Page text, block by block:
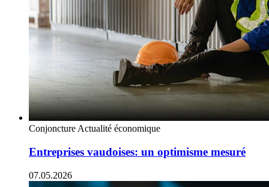
ConjonctureActualité économique
Entreprises vaudoises: un optimisme mesuré
07.05.2026